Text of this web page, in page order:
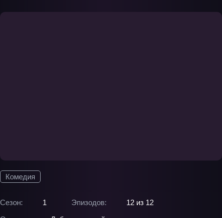
Комедия
Сезон: 1 Эпизодов:
12 из 12